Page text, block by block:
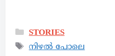
STORIES
നിഴൽ പോലെ